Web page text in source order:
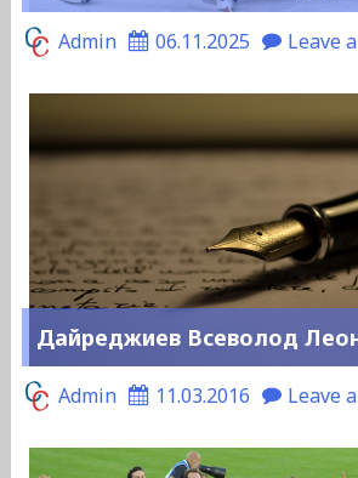
Admin 06.11.2025 Leave
Дайреджиев Всеволод
Admin 11.03.2016 Leave